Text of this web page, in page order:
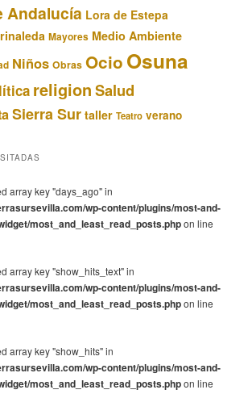
Andalucía Lora de Estepa
Mayores Medio Ambiente
Niños Obras Ocio Osuna
religionSalud
Sierra Sur taller Teatro verano
array key "days_ago" in
wp-content/plugins/most-and-
most_and_least_read_posts.phpon line
array key "show_hits_text" in
wp-content/plugins/most-and-
most_and_least_read_posts.phpon line
array key "show_hits" in
wp-content/plugins/most-and-
most_and_least_read_posts.phpon line